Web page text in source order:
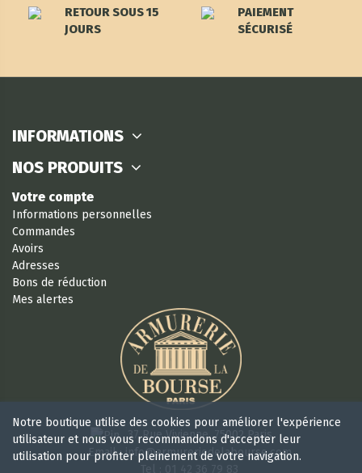
RETOUR SOUS 15
JOURS
PAIEMENT
SÉCURISÉ
INFORMATIONS
NOS PRODUITS
Votre compte
Informations personnelles
Commandes
Avoirs
Adresses
Bons de réduction
Mes alertes
37 Rue Vivienne, 75002 Paris
Email : info@armureriedelabourse.com
Notre boutique utilise des cookies pour améliorer l'expérience
utilisateur et nous vous recommandons d'accepter leur
utilisation pour profiter pleinement de votre navigation.